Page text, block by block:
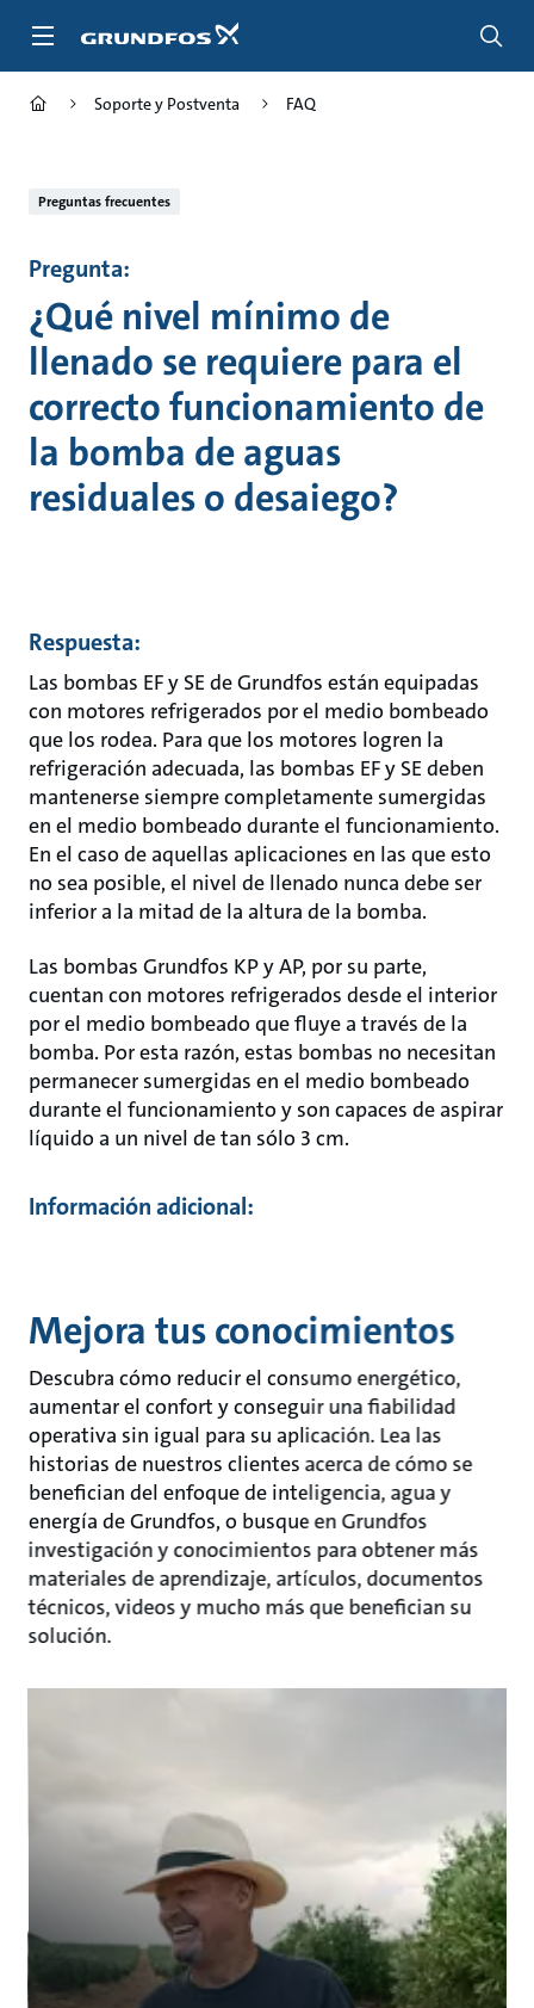
Soporte y Postventa FAQ
Preguntas frecuentes
Pregunta:
¿Qué nivel mínimo de
llenado se requiere para el
correcto funcionamiento de
la bomba de aguas
residuales o desaiego?
Respuesta:
Las bombas EF y SE de Grundfos están equipadas
con motores refrigerados por el medio bombeado
que los rodea. Para que los motores logren la
refrigeración adecuada, las bombas EF y SE deben
mantenerse siempre completamente sumergidas
en el medio bombeado durante el funcionamiento.
En el caso de aquellas aplicaciones en las que esto
no sea posible, el nivel de llenado nunca debe ser
inferior a la mitad de la altura de la bomba.
Las bombas Grundfos KP y AP, por su parte,
cuentan con motores refrigerados desde el interior
por el medio bombeado que fluye a través de la
bomba. Por esta razón, estas bombas no necesitan
permanecer sumergidas en el medio bombeado
durante el funcionamiento y son capaces de aspirar
líquido a un nivel de tan sólo 3 cm.
Información adicional:
Mejora tus conocimientos
Descubra cómo reducir el consumo energético,
aumentar el confort y conseguir una fiabilidad
operativa sin igual para su aplicación. Lea las
historias de nuestros clientes acerca de cómo se
benefician del enfoque de inteligencia, agua y
energía de Grundfos, o busque en Grundfos
investigación y conocimientos para obtener más
materiales de aprendizaje, artículos, documentos
técnicos, videos y mucho más que benefician su
solución.